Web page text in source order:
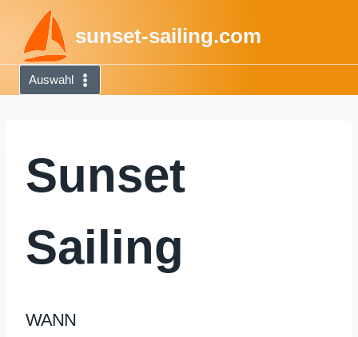
Inhalt
springen
sunset-sailing.com
Auswahl
Sunset
Sailing
WANN